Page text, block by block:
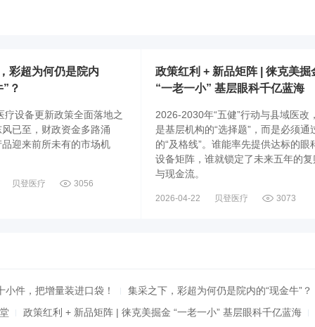
彩超为何仍是院内
？
疗设备更新政策全面落地之
已至，财政资金多路涌
迎来前所未有的市场机
贝登医疗 3056
政策红利 + 新品矩阵 | 徕克美掘
“一老一小” 基层眼科千亿蓝海
2026-2030年“五健”行动与县域医改
是基层机构的“选择题”，而是必须通
的“及格线”。谁能率先提供达标的眼
设备矩阵，谁就锁定了未来五年的复
与现金流。
2026-04-22 贝登医疗 3073
件，把增量装进口袋！
集采之下，彩超为何仍是院内的“现金牛”？
政策红利 + 新品矩阵 | 徕克美掘金 “一老一小” 基层眼科千亿蓝海